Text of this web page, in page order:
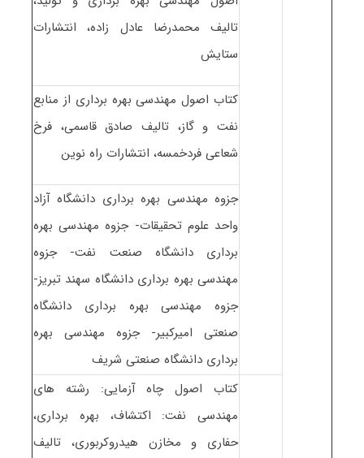
تالیف محمدرضا عادل زاده، انتشارات
ستایش
کتاب اصول مهندسی بهره برداری از منابع
نفت و گاز، تالیف صادق قاسمی، فرخ
شعاعی فردخمسه، انتشارات راه نوین
جزوه مهندسی بهره برداری دانشگاه آزاد
واحد علوم تحقیقات- جزوه مهندسی بهره
برداری دانشگاه صنعت نفت- جزوه
مهندسی بهره برداری دانشگاه سهند تبریز-
جزوه مهندسی بهره برداری دانشگاه
صنعتی امیرکبیر- جزوه مهندسی بهره
برداری دانشگاه صنعتی شریف
کتاب اصول چاه آزمایی: رشته های
مهندسی نفت: اکتشاف، بهره برداری،
حفاری و مخازن هیدروکربوری، تالیف